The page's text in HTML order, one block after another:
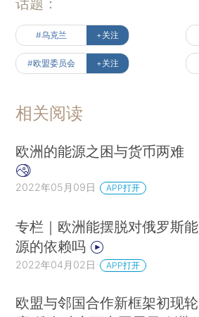
#乌克兰 +关注
#欧盟委员会 +关注
相关阅读
欧洲的能源之困与货币两难
2022年05月09日 APP打开
专栏｜欧洲能摆脱对俄罗斯能
源的依赖吗
2022年04月02日 APP打开
欧盟与邻国合作新框架初现轮